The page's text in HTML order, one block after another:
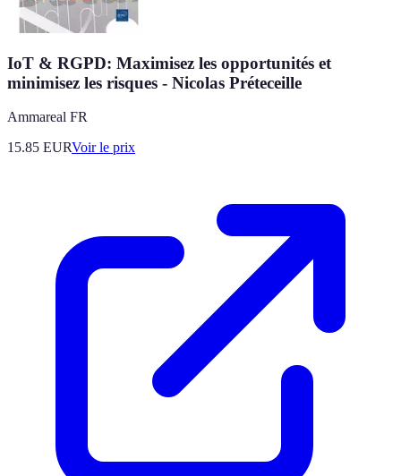
IoT & RGPD: Maximisez les opportunités et
minimisez les risques - Nicolas Préteceille
Ammareal FR
15.85 EURVoir le prix